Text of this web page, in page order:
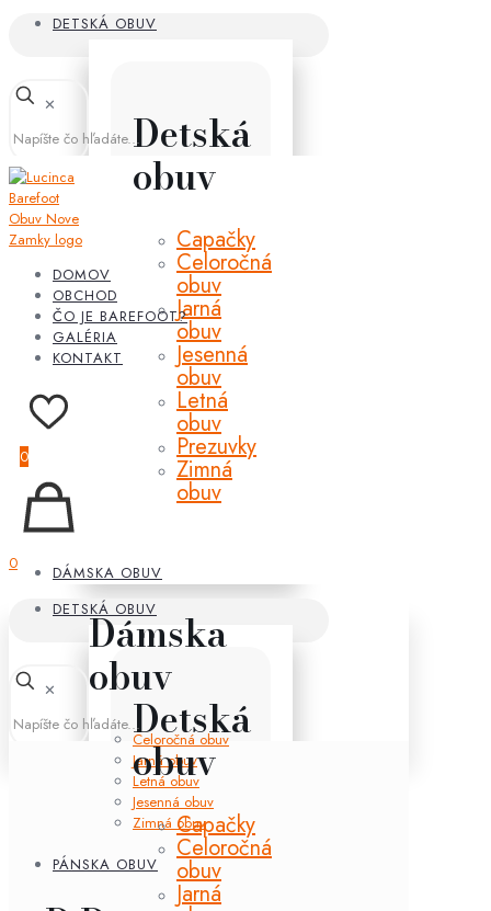
DETSKÁ OBUV
Detská
obuv
Capačky
Celoročná
obuv
Jarná
obuv
Jesenná
obuv
Letná
obuv
Prezuvky
Zimná
obuv
DÁMSKA OBUV
Dámska
obuv
Celoročná obuv
Jarná obuv
Letná obuv
Jesenná obuv
Zimná obuv
PÁNSKA OBUV
✕
DOMOV
OBCHOD
ČO JE BAREFOOT?
GALÉRIA
KONTAKT
0
0
DETSKÁ OBUV
Detská
obuv
Capačky
Celoročná
obuv
Jarná
✕